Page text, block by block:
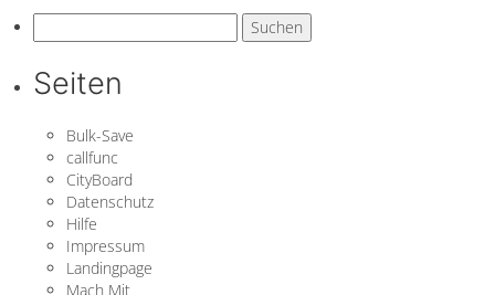
nach:
Seiten
Bulk-Save
callfunc
CityBoard
Datenschutz
Hilfe
Impressum
Landingpage
Mach Mit